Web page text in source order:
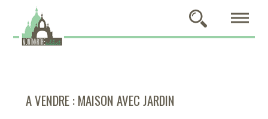
A VENDRE : MAISON AVEC JARDIN